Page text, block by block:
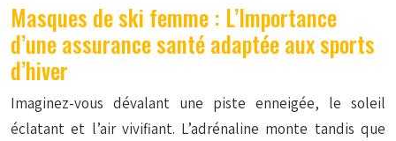
Masques de ski femme : L’Importance
d’une assurance santé adaptée aux sports
d’hiver
Imaginez-vous dévalant une piste enneigée, le soleil
éclatant et l’air vivifiant. L’adrénaline monte tandis que